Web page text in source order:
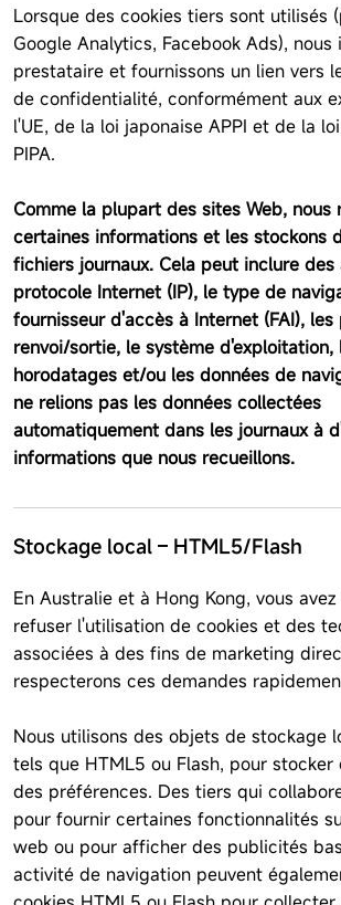
Lorsque des cookies tiers sont utilisés
Google Analytics, Facebook Ads),
prestataire et fournissons un lien vers
de confidentialité, conformément aux
l'UE, de la loi japonaise APPI et de la
PIPA.
Comme la plupart des sites Web, nous
certaines informations et les stockons
fichiers journaux. Cela peut inclure des
protocole Internet (IP), le type de
fournisseur d'accès à Internet (FAI), les
renvoi/sortie, le système d'exploitation,
horodatages et/ou les données de
ne relions pas les données collectées
automatiquement dans les journaux à
informations que nous recueillons.
Stockage local – HTML5/Flash
En Australie et à Hong Kong, vous
refuser l'utilisation de cookies et des
associées à des fins de marketing
respecterons ces demandes
Nous utilisons des objets de stockage
tels que HTML5 ou Flash, pour
des préférences. Des tiers qui
pour fournir certaines fonctionnalités
web ou pour afficher des publicités
activité de navigation peuvent